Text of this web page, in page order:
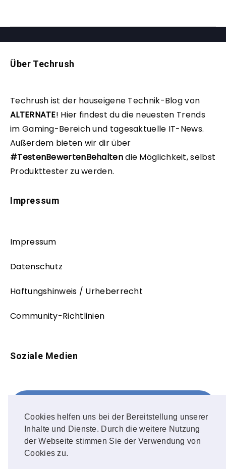
Cookies helfen uns bei der Bereitstellung unserer
Inhalte und Dienste. Durch die weitere Nutzung
der Webseite stimmen Sie der Verwendung von
Cookies zu.
Über Techrush
Techrush ist der hauseigene Technik-Blog von
ALTERNATE! Hier findest du die neuesten Trends
im Gaming-Bereich und tagesaktuelle IT-News.
Außerdem bieten wir dir über
#TestenBewertenBehaltendie Möglichkeit, selbst
Produkttester zu werden.
Impressum
Impressum
Datenschutz
Haftungshinweis / Urheberrecht
Community-Richtlinien
Soziale Medien
FOLLOW ME!
Instagram
OUR PHOTOS!